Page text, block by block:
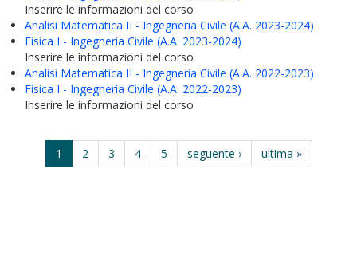
Inserire le informazioni del corso
Analisi Matematica II - Ingegneria Civile (A.A. 2023-2024)
Fisica I - Ingegneria Civile (A.A. 2023-2024)
Inserire le informazioni del corso
Analisi Matematica II - Ingegneria Civile (A.A. 2022-2023)
Fisica I - Ingegneria Civile (A.A. 2022-2023)
Inserire le informazioni del corso
1 2 3 4 5 seguente › ultima »